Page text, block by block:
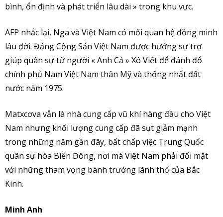
bình, ổn định và phát triển lâu dài » trong khu vực.
AFP nhắc lại, Nga và Việt Nam có mối quan hệ đồng minh
lâu đời. Đảng Cộng Sản Việt Nam được hưởng sự trợ
giúp quân sự từ người « Anh Cả » Xô Viết để đánh đổ
chính phủ Nam Việt Nam thân Mỹ và thống nhất đất
nước năm 1975.
Matxcơva vẫn là nhà cung cấp vũ khí hàng đầu cho Việt
Nam nhưng khối lượng cung cấp đã sụt giảm mạnh
trong những năm gần đây, bất chấp việc Trung Quốc
quân sự hóa Biển Đông, nơi mà Việt Nam phải đối mặt
với những tham vọng bành trướng lãnh thổ của Bắc
Kinh.
Minh Anh